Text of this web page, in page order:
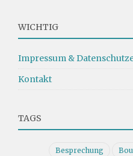
WICHTIG
Impressum &
Kontakt
TAGS
Besprechung